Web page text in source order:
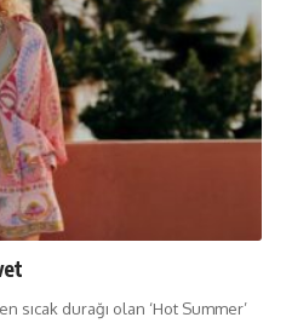
sıcak durağı olan ‘Hot Summer’